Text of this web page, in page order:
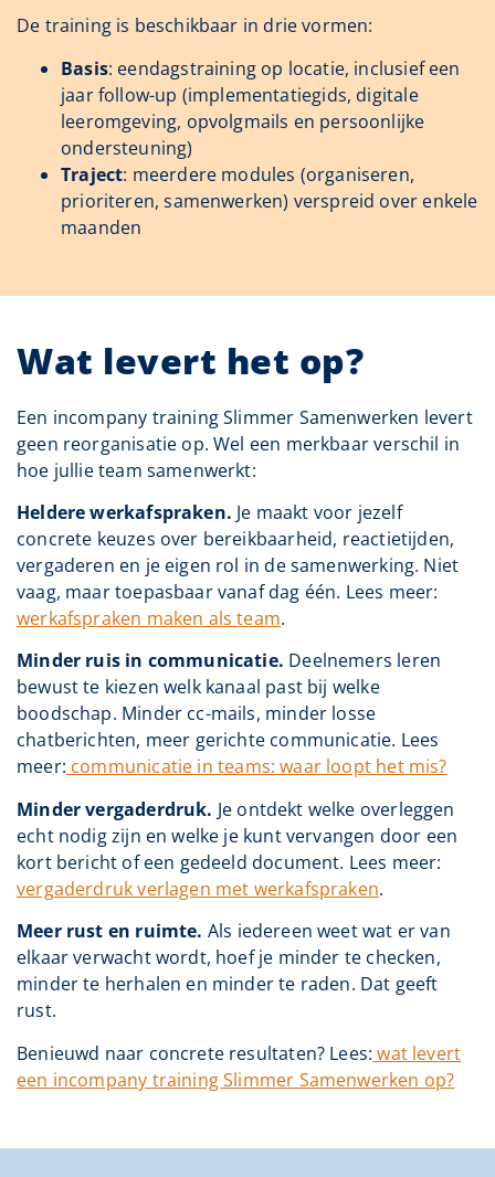
De training is beschikbaar in drie vormen:
Basis: eendagstraining op locatie, inclusief een
jaar follow-up (implementatiegids, digitale
leeromgeving, opvolgmails en persoonlijke
ondersteuning)
Traject: meerdere modules (organiseren,
prioriteren, samenwerken) verspreid over enkele
maanden
Wat levert het op?
Een incompany training Slimmer Samenwerken levert
geen reorganisatie op. Wel een merkbaar verschil in
hoe jullie team samenwerkt:
Heldere werkafspraken. Je maakt voor jezelf
concrete keuzes over bereikbaarheid, reactietijden,
vergaderen en je eigen rol in de samenwerking. Niet
vaag, maar toepasbaar vanaf dag één. Lees meer:
werkafspraken maken als team.
Minder ruis in communicatie. Deelnemers leren
bewust te kiezen welk kanaal past bij welke
boodschap. Minder cc-mails, minder losse
chatberichten, meer gerichte communicatie. Lees
meer: communicatie in teams: waar loopt het mis?
Minder vergaderdruk. Je ontdekt welke overleggen
echt nodig zijn en welke je kunt vervangen door een
kort bericht of een gedeeld document. Lees meer:
vergaderdruk verlagen met werkafspraken.
Meer rust en ruimte. Als iedereen weet wat er van
elkaar verwacht wordt, hoef je minder te checken,
minder te herhalen en minder te raden. Dat geeft
rust.
Benieuwd naar concrete resultaten? Lees: wat levert
een incompany training Slimmer Samenwerken op?